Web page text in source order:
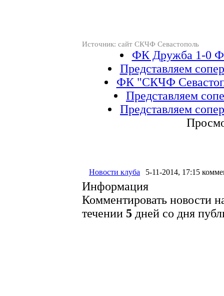
Источник: сайт СКЧФ Севастополь
ФК Дружба 1-0
Представляем
ФК "СКЧФ
Представляем
Представляем
Новости клуба 5-11-2014, 17:15
Информация
Комментировать новости
течении 5 дней со дня